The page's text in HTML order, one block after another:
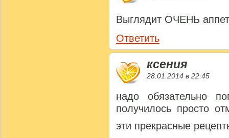
Выглядит ОЧЕНЬ
Ответить
ксения
28.01.2014 в 22:45
надо обязательно
получилось просто
эти прекрасные